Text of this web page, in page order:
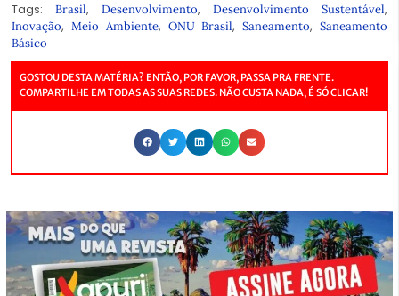
Tags: Brasil, Desenvolvimento, Desenvolvimento Sustentável,
Inovação, Meio Ambiente, ONU Brasil,Saneamento,Saneamento
Básico
GOSTOU DESTA MATÉRIA? ENTÃO, POR FAVOR, PASSA PRA FRENTE.
COMPARTILHE EM TODAS AS SUAS REDES. NÃO CUSTA NADA, É SÓ CLICAR!